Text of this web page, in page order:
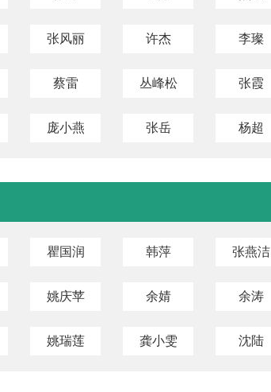
张风丽 许杰 李璨
蔡雷 丛峰松 张霞
庞小燕 张岳 杨超
瞿国润 韩萍 张燕洁
姚庆苹 余婧 余涛
姚瑞莲 龚小雯 沈陆